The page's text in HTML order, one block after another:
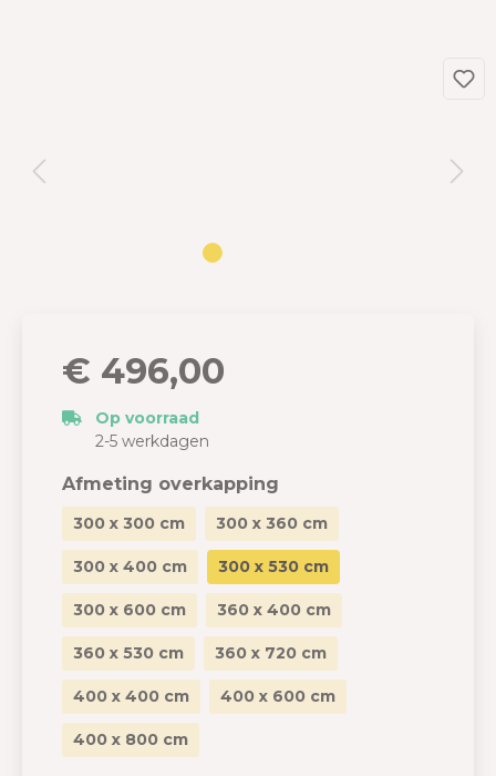
€ 496,00
Op voorraad
2-5 werkdagen
Afmeting overkapping
300 x 300 cm 300 x 360 cm
300 x 400 cm 300 x 530 cm
300 x 600 cm 360 x 400 cm
360 x 530 cm 360 x 720 cm
400 x 400 cm 400 x 600 cm
400 x 800 cm